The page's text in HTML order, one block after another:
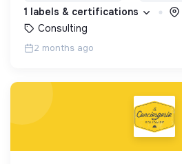
1 labels & certifications
Consulting
2 months ago